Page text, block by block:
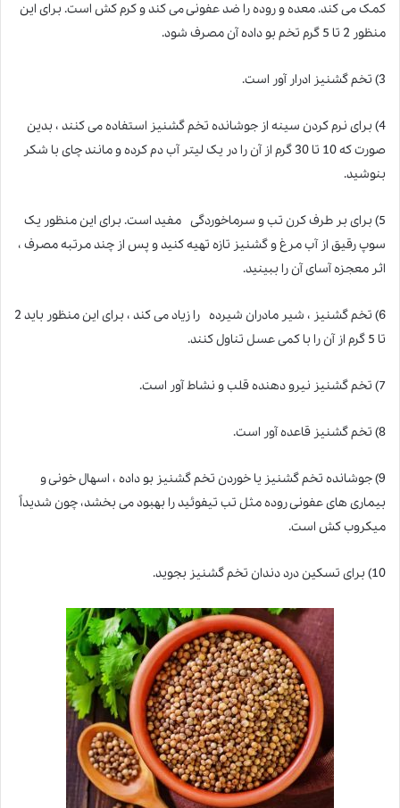
کمک می کند. معده و روده را ضد عفونی می کند و کرم کش است. برای این
منظور 2 تا 5 گرم تخم بو داده آن مصرف شود.
3) تخم گشنیز ادرار آور است.
4) برای نرم کردن سینه از جوشانده تخم گشنیز استفاده می کنند ، بدین
صورت که 10 تا 30 گرم از آن را در یک لیتر آب دم کرده و مانند چای با شکر
بنوشید.
5) برای بر طرف کرن تب و سرماخوردگی مفید است. برای این منظور یک
سوپ رقیق از آب مرغ و گشنیز تازه تهیه کنید و پس از چند مرتبه مصرف ،
اثر معجزه آسای آن را ببینید.
6) تخم گشنیز ، شیر مادران شیرده را زیاد می کند ، برای این منظور باید 2
تا 5 گرم از آن را با کمی عسل تناول کنند.
7) تخم گشنیز نیرو دهنده قلب و نشاط آور است.
8) تخم گشنیز قاعده آور است.
9) جوشانده تخم گشنیز یا خوردن تخم گشنیز بو داده ، اسهال خونی و
بیماری های عفونی روده مثل تب تیفوئید را بهبود می بخشد، چون شدیداً
میکروب کش است.
10) برای تسکین درد دندان تخم گشنیز بجوید.